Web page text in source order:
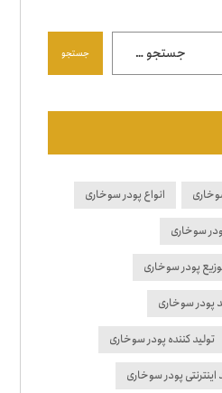
جستجو
انواع پودر سوخاری
سوخاری
پودر سوخاری
پودر سوخاری
تولید کننده پودر سوخاری
اینترنتی پودر سوخاری